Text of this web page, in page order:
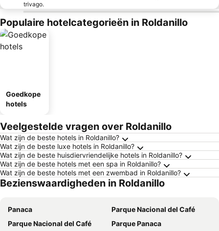
trivago.
Populaire hotelcategorieën in Roldanillo
Goedkope
hotels
Veelgestelde vragen over Roldanillo
Wat zijn de beste hotels in Roldanillo?
Wat zijn de beste luxe hotels in Roldanillo?
Wat zijn de beste huisdiervriendelijke hotels in Roldanillo?
Wat zijn de beste hotels met een spa in Roldanillo?
Wat zijn de beste hotels met een zwembad in Roldanillo?
Bezienswaardigheden in Roldanillo
Panaca
Parque Nacional del Café
Parque Nacional del Café
Parque Panaca